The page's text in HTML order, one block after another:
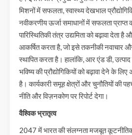
मिशनों में सफलता, स्वास्थ्य देखभाल
नवीकरणीय ऊर्जा समाधानों में सफलता प्राप्त
पारिस्थितिकी तंत्र उद्यमिता को बढ़ावा देता है
आकर्षित करता है, जो इसे तकनीकी नवाचार
स्थापित करता है। हालांकि, आर एंड डी,
भविष्य की प्रौद्योगिकियों को बढ़ावा देने के
है। कार्यकारी समूह क्षेत्रों और चुनौतियों की
नीति और विज़नकोण पर रिपोर्ट देगा।
वैश्विक भ्रातृत्व
2047 में भारत की संलग्नता मजबूत